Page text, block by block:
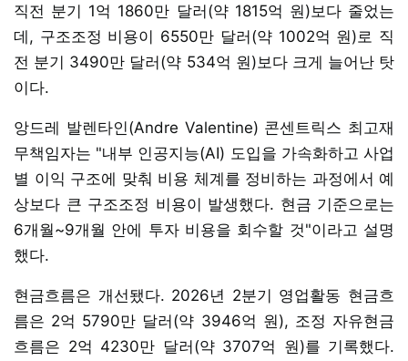
직전 분기 1억 1860만 달러(약 1815억 원)보다 줄었는
데, 구조조정 비용이 6550만 달러(약 1002억 원)로 직
전 분기 3490만 달러(약 534억 원)보다 크게 늘어난 탓
이다.
앙드레 발렌타인(Andre Valentine) 콘센트릭스 최고재
무책임자는 "내부 인공지능(AI) 도입을 가속화하고 사업
별 이익 구조에 맞춰 비용 체계를 정비하는 과정에서 예
상보다 큰 구조조정 비용이 발생했다. 현금 기준으로는
6개월~9개월 안에 투자 비용을 회수할 것"이라고 설명
했다.
현금흐름은 개선됐다. 2026년 2분기 영업활동 현금흐
름은 2억 5790만 달러(약 3946억 원), 조정 자유현금
흐름은 2억 4230만 달러(약 3707억 원)를 기록했다.